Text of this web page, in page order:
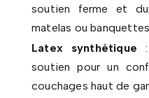
soutien ferme et
matelas ou
Latex synthétique
soutien pour un
couchages haut de